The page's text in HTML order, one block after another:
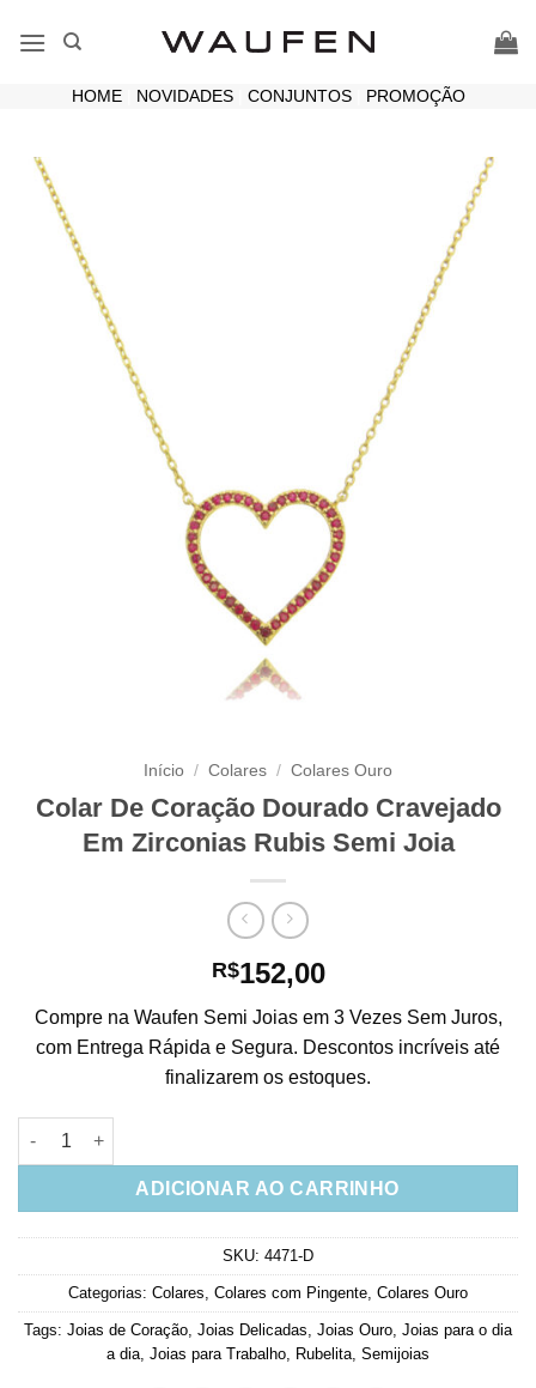
HOME| NOVIDADES| CONJUNTOS| PROMOÇÃO
Início / Colares / Colares Ouro
Colar De Coração Dourado Cravejado
Em Zirconias Rubis Semi Joia
R$152,00
Compre na Waufen Semi Joias em 3 Vezes Sem Juros,
com Entrega Rápida e Segura. Descontos incríveis até
finalizarem os estoques.
Colar De Coração Dourado Cravejado Em Zirconias Rubis
ADICIONAR AO CARRINHO
SKU: 4471-D
Categorias: Colares Colares com Pingente Colares Ouro
Tags: Joias de Coração Joias Delicadas Joias Ouro Joias para o dia
a dia Joias para Trabalho Rubelita Semijoias